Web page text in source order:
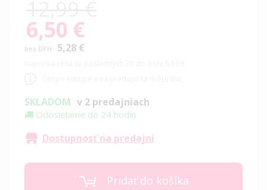
Special
Price
6,50 €
5,28 €
SKLADOM v 2 predajniach
Odosielame do 24 hodín
Dostupnosť na predajni
Pridať do košíka